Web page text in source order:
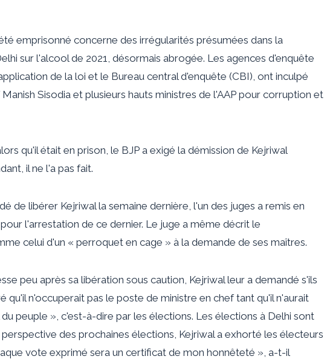
emprisonné concerne des irrégularités présumées dans la
sur l'alcool de 2021, désormais abrogée. Les agences d'enquête
de la loi et le Bureau central d'enquête (CBI), ont inculpé
Sisodia et plusieurs hauts ministres de l'AAP pour corruption et
qu'il était en prison, le BJP a exigé la démission de Kejriwal
il ne l'a pas fait.
de libérer Kejriwal la semaine dernière, l'un des juges a remis en
l'arrestation de ce dernier. Le juge a même décrit le
celui d'un « perroquet en cage » à la demande de ses maîtres.
peu après sa libération sous caution, Kejriwal leur a demandé s'ils
qu'il n'occuperait pas le poste de ministre en chef tant qu'il n'aurait
peuple », c'est-à-dire par les élections. Les élections à Delhi sont
des prochaines élections, Kejriwal a exhorté les électeurs
vote exprimé sera un certificat de mon honnêteté », a-t-il